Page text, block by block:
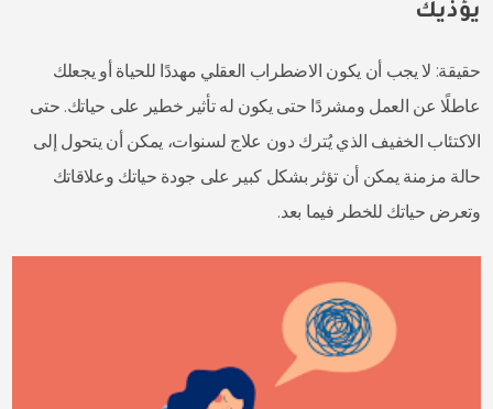
يؤذيك
حقيقة: لا يجب أن يكون الاضطراب العقلي مهددًا للحياة أو يجعلك
عاطلًا عن العمل ومشردًا حتى يكون له تأثير خطير على حياتك. حتى
الاكتئاب الخفيف الذي يُترك دون علاج لسنوات، يمكن أن يتحول إلى
حالة مزمنة يمكن أن تؤثر بشكل كبير على جودة حياتك وعلاقاتك
وتعرض حياتك للخطر فيما بعد.